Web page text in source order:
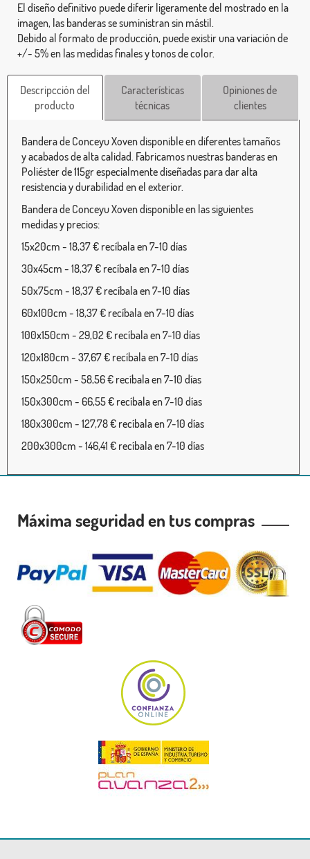
El diseño definitivo puede diferir ligeramente del mostrado en la
imagen, las banderas se suministran sin mástil.
Debido al formato de producción, puede existir una variación de
+/- 5% en las medidas finales y tonos de color.
Descripcción del
producto
Características
técnicas
Opiniones de
clientes
Bandera de Conceyu Xoven disponible en diferentes tamaños
y acabados de alta calidad. Fabricamos nuestras banderas en
Poliéster de 115gr especialmente diseñadas para dar alta
resistencia y durabilidad en el exterior.
Bandera de Conceyu Xoven disponible en las siguientes
medidas y precios:
15x20cm - 18,37 € recíbala en 7-10 días
30x45cm - 18,37 € recíbala en 7-10 días
50x75cm - 18,37 € recíbala en 7-10 días
60x100cm - 18,37 € recíbala en 7-10 días
100x150cm - 29,02 € recíbala en 7-10 días
120x180cm - 37,67 € recíbala en 7-10 días
150x250cm - 58,56 € recíbala en 7-10 días
150x300cm - 66,55 € recíbala en 7-10 días
180x300cm - 127,78 € recíbala en 7-10 días
200x300cm - 146,41 € recíbala en 7-10 días
Máxima seguridad en tus compras